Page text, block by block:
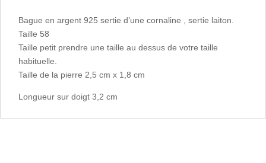
Bague en argent 925 sertie d’une cornaline , sertie laiton.
Taille 58
Taille petit prendre une taille au dessus de votre taille
habituelle.
Taille de la pierre 2,5 cm x 1,8 cm
Longueur sur doigt 3,2 cm